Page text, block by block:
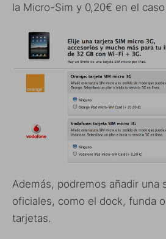
la Micro-Sim y 0,20€ en el
Además, podremos añadir una
oficiales, como el dock, funda
tarjetas.